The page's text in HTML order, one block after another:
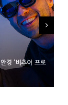
경 ‘비추어 프로
키징 대기 중
오픈AI